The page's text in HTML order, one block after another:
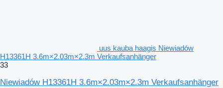
uus kauba haagis Niewiadów
H13361H 3.6m×2.03m×2.3m Verkaufsanhänger
33
Niewiadów H13361H 3.6m×2.03m×2.3m Verkaufsanhänger